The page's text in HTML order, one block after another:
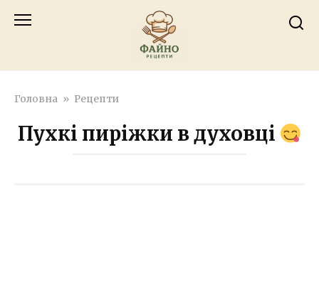
Головна » Рецепти
Пухкі пиріжки в духовці